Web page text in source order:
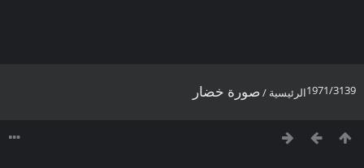
1971/3139الرئيسية /صورة خضار